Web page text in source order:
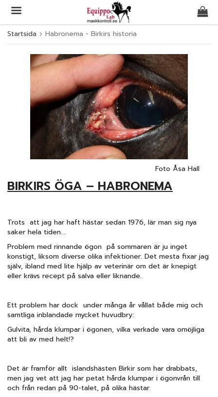
Produkten har blivit tillagd i varukorgen
Startsida Habronema - Birkirs historia
Foto Åsa Hall
BIRKIRS ÖGA – HABRONEMA
Trots att jag har haft hästar sedan 1976, lär man sig nya
saker hela tiden....
Problem med rinnande ögon på sommaren är ju inget
konstigt, liksom diverse olika infektioner. Det mesta fixar jag
själv, ibland med lite hjälp av veterinär om det är knepigt
eller krävs recept på salva eller liknande.
Ett problem har dock under många år vållat både mig och
samtliga inblandade mycket huvudbry:
Gulvita, hårda klumpar i ögonen, vilka verkade vara omöjliga
att bli av med helt!?
Det är framför allt islandshästen Birkir som har drabbats,
men jag vet att jag har petat hårda klumpar i ögonvrån till
och från redan på 90-talet, på olika hästar.